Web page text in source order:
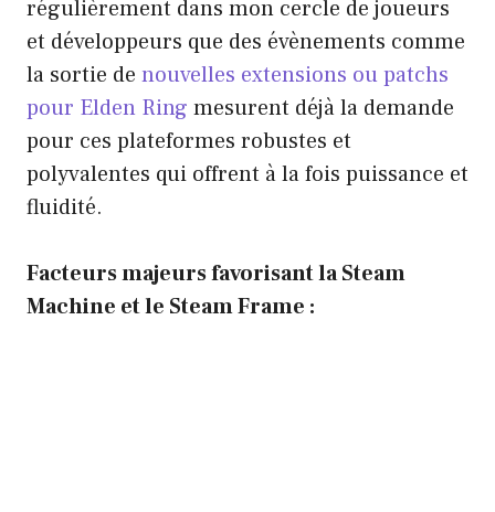
régulièrement dans mon cercle de joueurs
et développeurs que des évènements comme
la sortie de nouvelles extensions ou patchs
pour Elden Ring mesurent déjà la demande
pour ces plateformes robustes et
polyvalentes qui offrent à la fois puissance et
fluidité.
Facteurs majeurs favorisant la Steam
Machine et le Steam Frame :